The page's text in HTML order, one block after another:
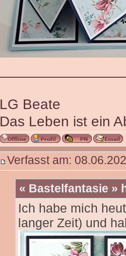
LG Beate
Das Leben ist ein
Verfasst am:
« Bastelfantasie »
Ich habe mich
langer Zeit) und